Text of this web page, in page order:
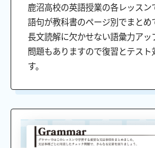
鹿沼高校の英語授業の各レッスン
語句が教科書のページ別でまとめ
長文読解に欠かせない語彙力アッ
問題もありますので復習とテス
す。